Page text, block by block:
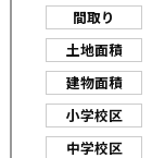
間取り
土地面積
建物面積
小学校区
中学校区